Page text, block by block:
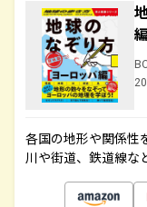
編
各国の地形や関係性
川や街道、鉄道線な